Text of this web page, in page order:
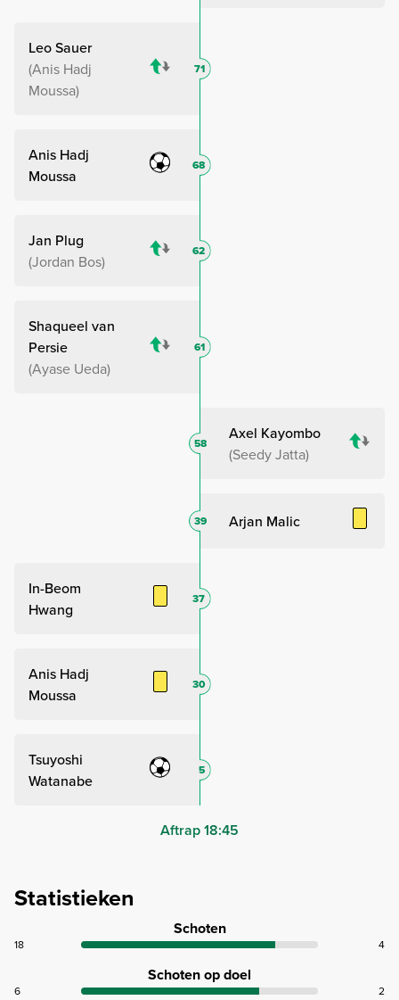
Leo Sauer
Anis Hadj
Moussa
71
Anis Hadj
Moussa
68
Jan Plug
Jordan Bos
62
Shaqueel van
Persie
Ayase Ueda
61
Axel Kayombo
Seedy Jatta
58
Arjan Malic
39
In-Beom
Hwang
37
Anis Hadj
Moussa
30
Tsuyoshi
Watanabe
5
Aftrap 18:45
Statistieken
Schoten
18 4
Schoten op doel
6 2